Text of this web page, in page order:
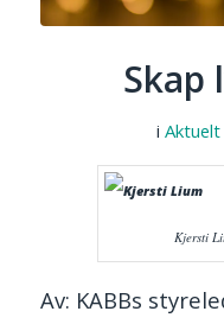
Skap
iAktuelt
Kjersti
Av: KABBs